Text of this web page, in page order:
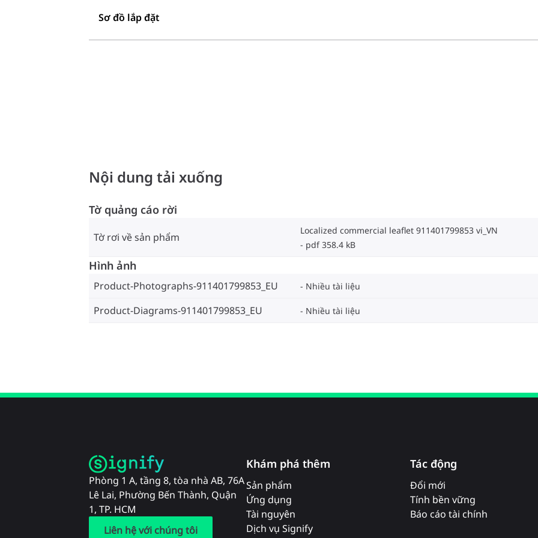
Sơ đồ lắp đặt
Nội dung tải xuống
Tờ quảng cáo rời
Tờ rơi về sản phẩm
Localized commercial leaflet 911401799853 vi_VN
pdf 358.4 kB
Hình ảnh
Product-Photographs-911401799853_EU Nhiều tài liệu
Product-Diagrams-911401799853_EU Nhiều tài liệu
Phòng 1 A, tầng 8, tòa nhà AB, 76A
Lê Lai, Phường Bến Thành, Quận
1, TP. HCM
Liên hệ với chúng tôi
Khám phá thêm
Sản phẩm
Ứng dụng
Tài nguyên
Dịch vụ Signify
Tác động
Đổi mới
Tính bền vững
Báo cáo tài chính